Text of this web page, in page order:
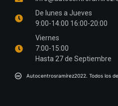
De lunes a Jueves
9:00-14:00 16:00-20:00
Viernes
7:00-15:00
Hasta 27 de Septiembre
Autocentrosramírez2022. Todos los